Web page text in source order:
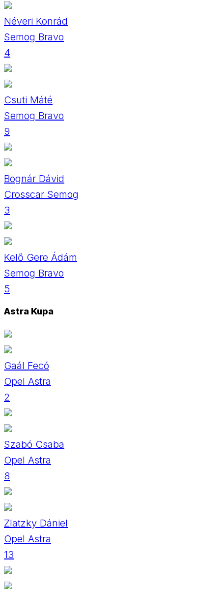
Néveri Konrád
Semog Bravo
4
Csuti Máté
Semog Bravo
9
Bognár Dávid
Crosscar Semog
3
Kelő Gere Ádám
Semog Bravo
5
Astra Kupa
Gaál Fecó
Opel Astra
2
Szabó Csaba
Opel Astra
8
Zlatzky Dániel
Opel Astra
13